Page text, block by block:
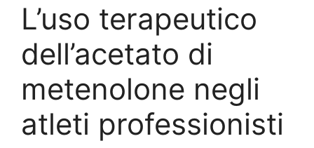
L’uso terapeutico
dell’acetato di
metenolone negli
atleti professionisti